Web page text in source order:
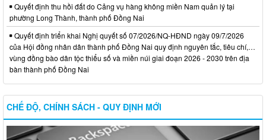
Quyết định thu hồi đất do Cảng vụ hàng không miền Nam quản lý tại
phường Long Thành, thành phố Đồng Nai
Quyết định triển khai Nghị quyết số 07/2026/NQ-HĐND ngày 09/7/2026
của Hội đồng nhân dân thành phố Đồng Nai quy định nguyên tắc, tiêu chí,…
vùng đồng bào dân tộc thiểu số và miền núi giai đoạn 2026 - 2030 trên địa
bàn thành phố Đồng Nai
CHẾ ĐỘ, CHÍNH SÁCH - QUY ĐỊNH MỚI